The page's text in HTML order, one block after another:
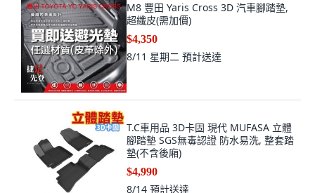
M8 豐田 Yaris Cross 3D 汽車腳踏墊,
超纖皮(需加價)
$4,350
8/11 星期二 預計送達
T.C車用品 3D卡固 現代 MUFASA 立體
腳踏墊 SGS無毒認證 防水易洗, 整套踏
墊(不含後廂)
$4,990
8/14 預計送達